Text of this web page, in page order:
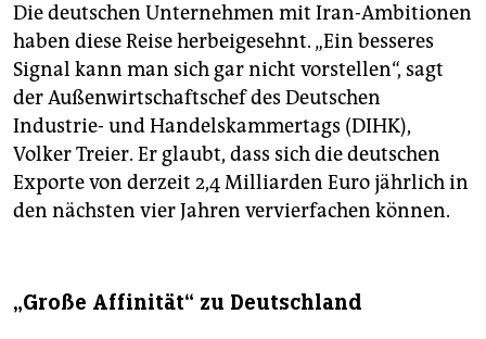
Die deutschen Unternehmen mit Iran-Ambitionen
haben diese Reise herbeigesehnt. „Ein besseres
Signal kann man sich gar nicht vorstellen“, sagt
der Außenwirtschaftschef des Deutschen
Industrie- und Handelskammertags (DIHK),
Volker Treier. Er glaubt, dass sich die deutschen
Exporte von derzeit 2,4 Milliarden Euro jährlich in
den nächsten vier Jahren vervierfachen können.
„Große Affinität“ zu Deutschland